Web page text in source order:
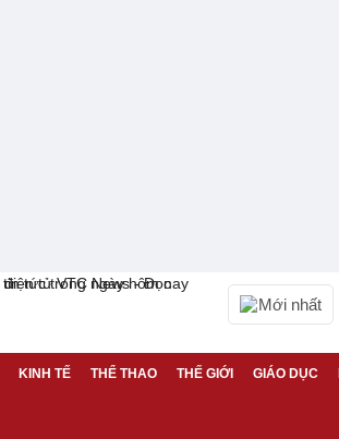
Mới nhất
KINH TẾ THỂ THAO THẾ GIỚI GIÁO DỤC